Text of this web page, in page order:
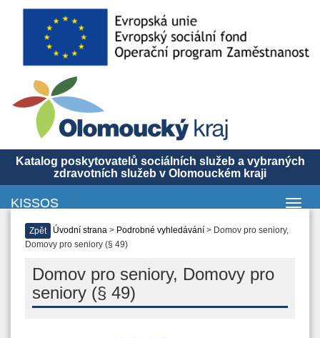
Katalog poskytovatelů sociálních služeb a vybraných
zdravotních služeb v Olomouckém kraji
KISSOS
Zpět Úvodní strana > Podrobné vyhledávání > Domov pro seniory,
Domovy pro seniory (§ 49)
Domov pro seniory, Domovy pro
seniory (§ 49)